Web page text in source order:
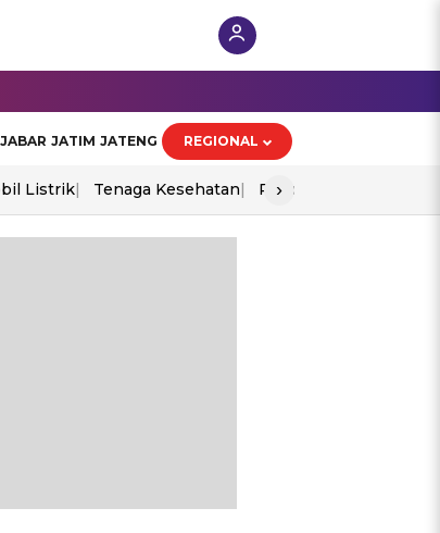
JABAR JATIM JATENG REGIONAL
Listrik Tenaga Kesehatan Piala Aff 2026
›